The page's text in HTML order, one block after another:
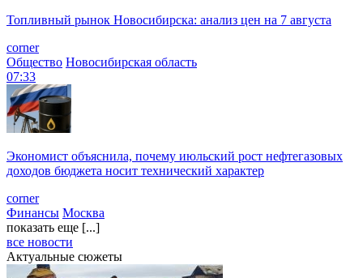
Топливный рынок Новосибирска: анализ цен на 7 августа
corner
Общество Новосибирская область
07:33
Экономист объяснила, почему июльский рост нефтегазовых
доходов бюджета носит технический характер
corner
Финансы Москва
показать еще [...]
все новости
Актуальные сюжеты